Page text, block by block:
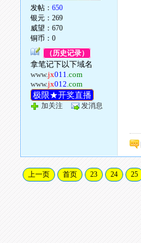
发帖：650
银元：269
威望：670
铜币：0
（历史记录）
拿笔记下以下域名
www.jx011.com
www.jx012.com
极限★开奖直播
加关注 发消息
上一页 首页 23 24 25